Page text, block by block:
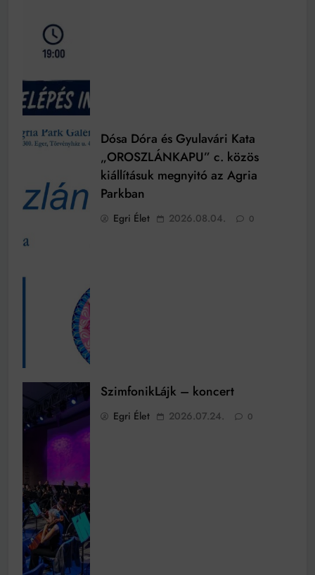
Dósa Dóra és Gyulavári Kata
„OROSZLÁNKAPU” c. közös
kiállításuk megnyitó az Agria
Parkban
Egri Élet 2026.08.04. 0
SzimfonikLájk – koncert
Egri Élet 2026.07.24. 0